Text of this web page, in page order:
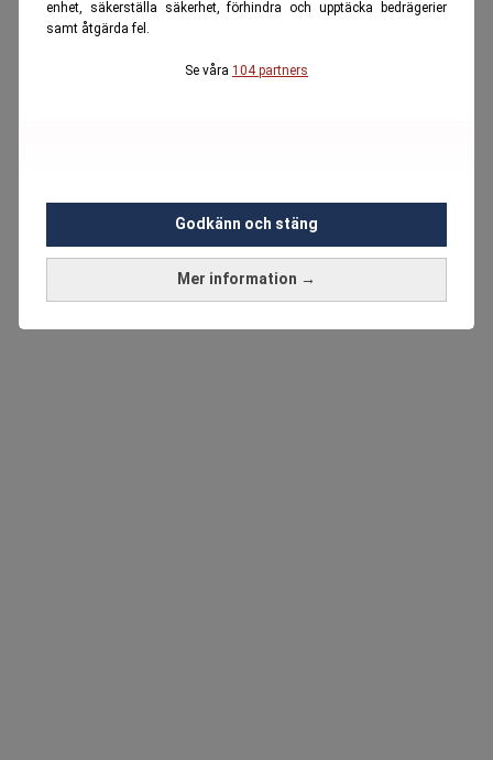
enhet, säkerställa säkerhet, förhindra och upptäcka bedrägerier
samt åtgärda fel.
Se våra 104 partners
Mer information →
Godkänn och stäng